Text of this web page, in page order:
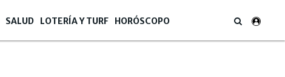
SALUD LOTERÍA Y TURF HORÓSCOPO